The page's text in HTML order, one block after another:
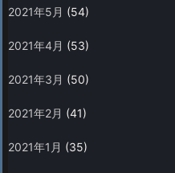
2021年5月 (54)
2021年4月 (53)
2021年3月 (50)
2021年2月 (41)
2021年1月 (35)